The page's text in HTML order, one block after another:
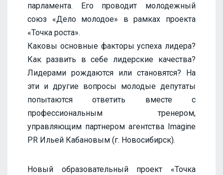
парламента. Его проводит молодежный
союз «Дело молодое» в рамках проекта
«Точка роста».
Каковы основные факторы успеха лидера?
Как развить в себе лидерские качества?
Лидерами рождаются или становятся? На
эти и другие вопросы молодые депутаты
попытаются ответить вместе с
профессиональным тренером,
управляющим партнером агентства Imagine
PR Ильей Кабановым (г. Новосибирск).
Новый образовательный проект «Точка